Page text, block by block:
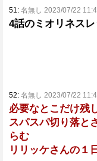
51: 名無し 2023/07/22
4話のミオリネス
52: 名無し 2023/07/22
必要なとこだけ残
スパスパ切り落と
らむ
リリッケさんの１